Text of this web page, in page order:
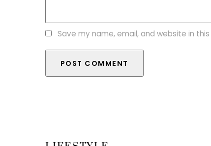
Save my name, email, and website in